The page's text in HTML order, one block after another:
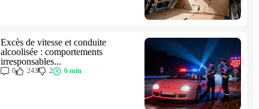
Excès de vitesse et conduite
alcoolisée : comportements
irresponsables...
0 243 2 6 min